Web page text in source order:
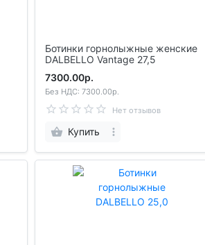
Ботинки горнолыжные женские
DALBELLO Vantage 27,5
7300.00р.
Без НДС: 7300.00р.
Нет отзывов
Купить